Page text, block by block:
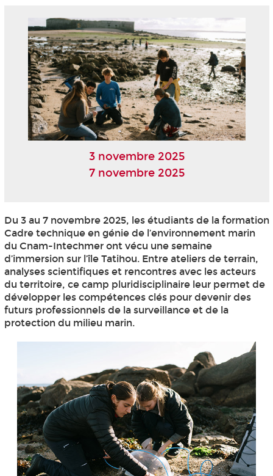
3 novembre 2025
7 novembre 2025
Du 3 au 7 novembre 2025, les étudiants de la formation
Cadre technique en génie de l’environnement marin
du Cnam-Intechmer ont vécu une semaine
d’immersion sur l’île Tatihou. Entre ateliers de terrain,
analyses scientifiques et rencontres avec les acteurs
du territoire, ce camp pluridisciplinaire leur permet de
développer les compétences clés pour devenir des
futurs professionnels de la surveillance et de la
protection du milieu marin.